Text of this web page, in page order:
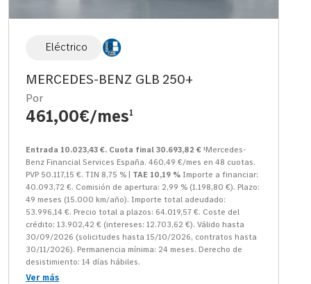
Eléctrico
MERCEDES-BENZ GLB 250+
Por
461,00€/mes1
Entrada 10.023,43 €. Cuota final 30.693,82 € ¹Mercedes-
Benz Financial Services España. 460,49 €/mes en 48 cuotas.
PVP 50.117,15 €. TIN 8,75 % | TAE 10,19 % Importe a financiar:
40.093,72 €. Comisión de apertura: 2,99 % (1.198,80 €). Plazo:
49 meses (15.000 km/año). Importe total adeudado:
53.996,14 €. Precio total a plazos: 64.019,57 €. Coste del
crédito: 13.902,42 € (intereses: 12.703,62 €). Válido hasta
30/09/2026 (solicitudes hasta 15/10/2026, contratos hasta
30/11/2026). Permanencia mínima: 24 meses. Derecho de
desistimiento: 14 días hábiles.
Ver más